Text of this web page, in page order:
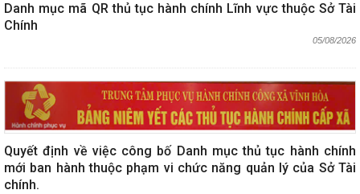
Danh mục mã QR thủ tục hành chính Lĩnh vực thuộc Sở Tài
Chính
05/08/2026
Quyết định về việc công bố Danh mục thủ tục hành chính
mới ban hành thuộc phạm vi chức năng quản lý của Sở Tài
chính.